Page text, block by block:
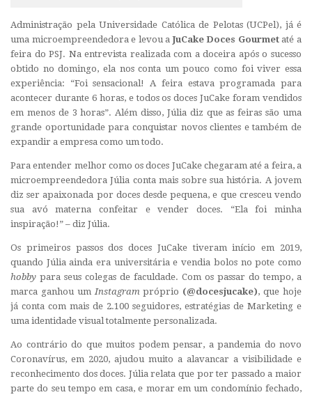
Administração pela Universidade Católica de Pelotas (UCPel), já é
uma microempreendedora e levou a JuCake Doces Gourmetaté a
feira do PSJ. Na entrevista realizada com a doceira após o sucesso
obtido no domingo, ela nos conta um pouco como foi viver essa
experiência: “Foi sensacional! A feira estava programada para
acontecer durante 6 horas, e todos os doces JuCake foram vendidos
em menos de 3 horas”. Além disso, Júlia diz que as feiras são uma
grande oportunidade para conquistar novos clientes e também de
expandir a empresa como um todo.
Para entender melhor como os doces JuCake chegaram até a feira, a
microempreendedora Júlia conta mais sobre sua história. A jovem
diz ser apaixonada por doces desde pequena, e que cresceu vendo
sua avó materna confeitar e vender doces. “Ela foi minha
inspiração!” – diz Júlia.
Os primeiros passos dos doces JuCake tiveram início em 2019,
quando Júlia ainda era universitária e vendia bolos no pote como
hobby para seus colegas de faculdade. Com os passar do tempo, a
marca ganhou umInstagrampróprio (@docesjucake), que hoje
já conta com mais de 2.100 seguidores, estratégias de Marketing e
uma identidade visual totalmente personalizada.
Ao contrário do que muitos podem pensar, a pandemia do novo
Coronavírus, em 2020, ajudou muito a alavancar a visibilidade e
reconhecimento dos doces. Júlia relata que por ter passado a maior
parte do seu tempo em casa, e morar em um condomínio fechado,